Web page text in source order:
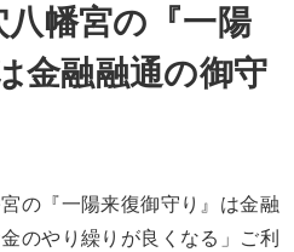
幡宮の『一陽
金融融通の御守
の『一陽来復御守り』は金融
のやり繰りが良くなる」ご利